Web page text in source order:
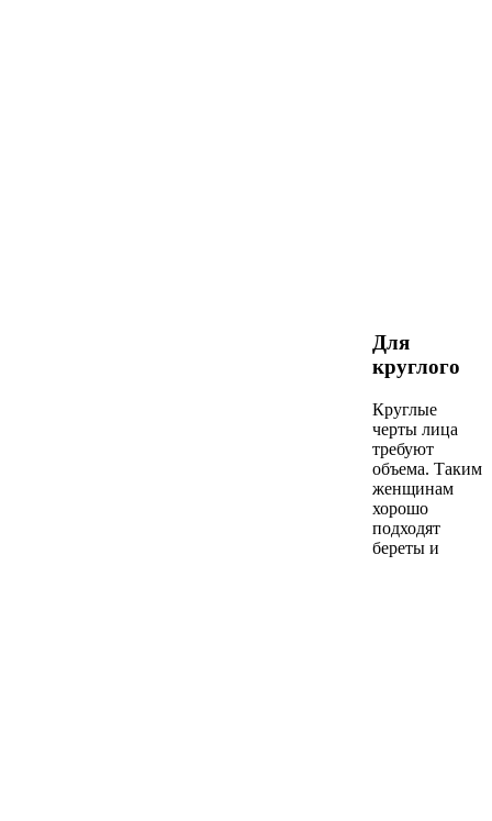
Для
круглого
Круглые
черты лица
требуют
объема. Таким
женщинам
хорошо
подходят
береты и